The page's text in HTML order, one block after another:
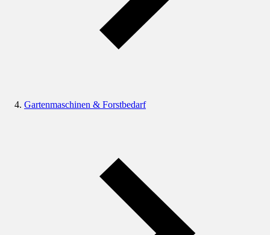
Gartenmaschinen & Forstbedarf